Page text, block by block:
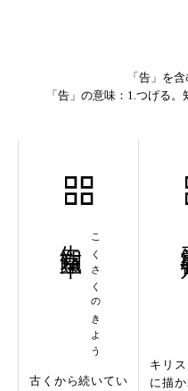
「告」を
「告」の意味：1.つげる
こくさくのきよう
古くから続いてい
キリ
に描